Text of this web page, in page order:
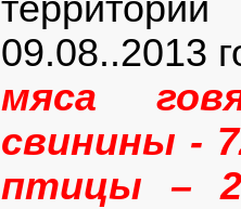
09.08..2013
мяса
свинины -
птицы –